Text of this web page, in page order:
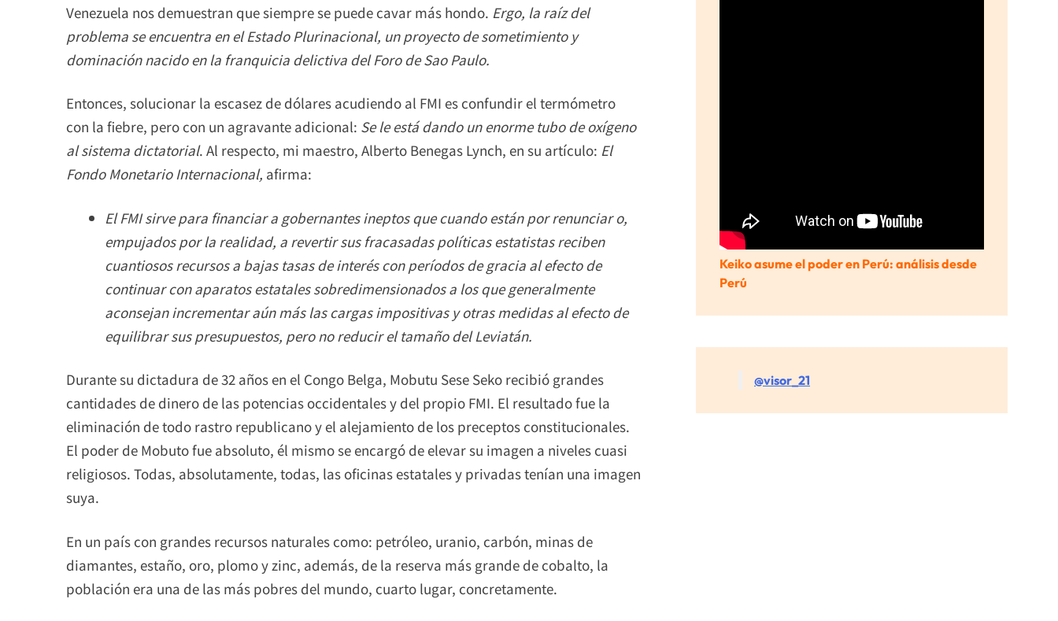
Venezuela nos demuestran que siempre se puede cavar más hondo. Ergo, la raíz del
problema se encuentra en el Estado Plurinacional, un proyecto de sometimiento y
dominación nacido en la franquicia delictiva del Foro de Sao Paulo.
Entonces, solucionar la escasez de dólares acudiendo al FMI es confundir el termómetro
con la fiebre, pero con un agravante adicional: Se le está dando un enorme tubo de oxígeno
al sistema dictatorial. Al respecto, mi maestro, Alberto Benegas Lynch, en su artículo: El
Fondo Monetario Internacional, afirma:
El FMI sirve para financiar a gobernantes ineptos que cuando están por renunciar o,
empujados por la realidad, a revertir sus fracasadas políticas estatistas reciben
cuantiosos recursos a bajas tasas de interés con períodos de gracia al efecto de
continuar con aparatos estatales sobredimensionados a los que generalmente
aconsejan incrementar aún más las cargas impositivas y otras medidas al efecto de
equilibrar sus presupuestos, pero no reducir el tamaño del Leviatán.
Durante su dictadura de 32 años en el Congo Belga, Mobutu Sese Seko recibió grandes
cantidades de dinero de las potencias occidentales y del propio FMI. El resultado fue la
eliminación de todo rastro republicano y el alejamiento de los preceptos constitucionales.
El poder de Mobuto fue absoluto, él mismo se encargó de elevar su imagen a niveles cuasi
religiosos. Todas, absolutamente, todas, las oficinas estatales y privadas tenían una imagen
suya.
En un país con grandes recursos naturales como: petróleo, uranio, carbón, minas de
diamantes, estaño, oro, plomo y zinc, además, de la reserva más grande de cobalto, la
población era una de las más pobres del mundo, cuarto lugar, concretamente.
Keiko asume el poder en Perú: análisis desde
Perú
@visor_21